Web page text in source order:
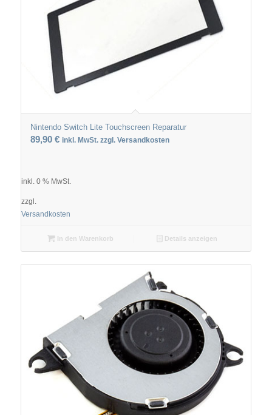
Nintendo Switch Lite Touchscreen Reparatur
89,90 € inkl. MwSt. zzgl. Versandkosten
inkl. 0 % MwSt.
zzgl.
Versandkosten
In den Warenkorb Details anzeigen